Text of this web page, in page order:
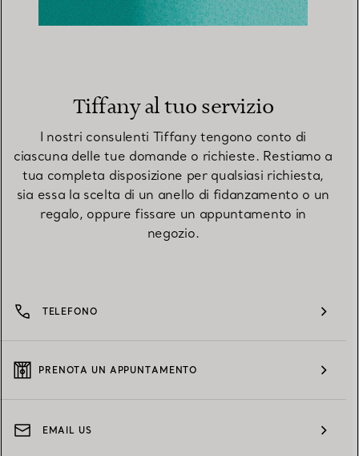
Tiffany al tuo servizio
I nostri consulenti Tiffany tengono conto di
ciascuna delle tue domande o richieste. Restiamo a
tua completa disposizione per qualsiasi richiesta,
sia essa la scelta di un anello di fidanzamento o un
regalo, oppure fissare un appuntamento in
negozio.
TELEFONO
PRENOTA UN APPUNTAMENTO
EMAIL US